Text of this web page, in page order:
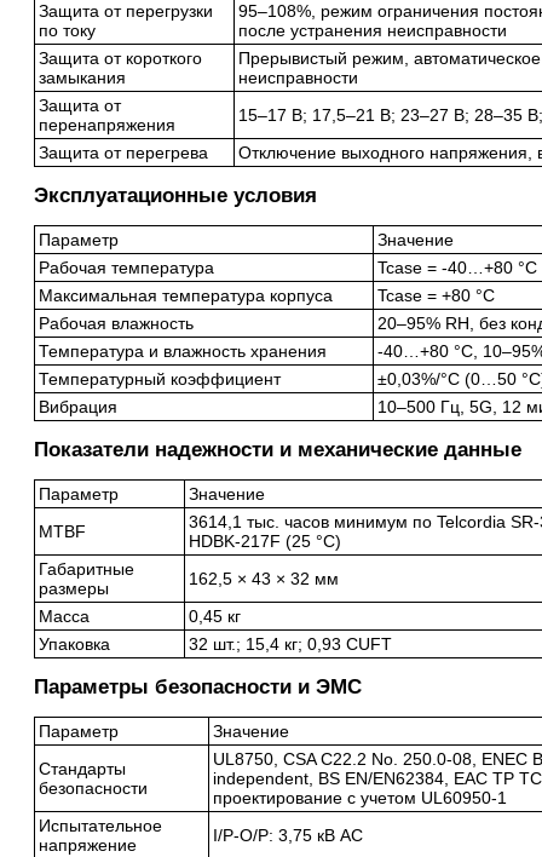
Защита от перегрузки
по току
95–108%, режим ограничения
после устранения неисправности
Защита от короткого
замыкания
Прерывистый режим,
неисправности
Защита от
перенапряжения
15–17 В; 17,5–21 В; 23–27 В; 28–35
Защита от перегрева
Отключение выходного напряжения,
Эксплуатационные условия
Параметр
Значение
Рабочая температура
Tcase = -40…+80 °C
Максимальная температура корпуса
Tcase = +80 °C
Рабочая влажность
20–95% RH, без
Температура и влажность хранения
-40…+80 °C,
Температурный коэффициент
±0,03%/°C (0…50
Вибрация
10–500 Гц, 5G, 12
Показатели надежности и механические данные
Параметр
Значение
MTBF
3614,1 тыс. часов минимум по Telcordia
HDBK-217F (25 °C)
Габаритные
размеры
162,5 × 43 × 32 мм
Масса
0,45 кг
Упаковка
32 шт.; 15,4 кг; 0,93 CUFT
Параметры безопасности и ЭМС
Параметр
Значение
Стандарты
безопасности
UL8750, CSA C22.2 No. 250.0-08, ENEC
independent, BS EN/EN62384, EAC TP
проектирование с учетом UL60950-1
Испытательное
напряжение
I/P-O/P: 3,75 кВ AC